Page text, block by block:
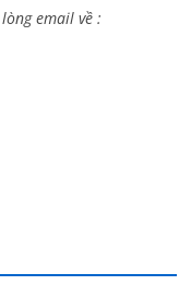
email về :